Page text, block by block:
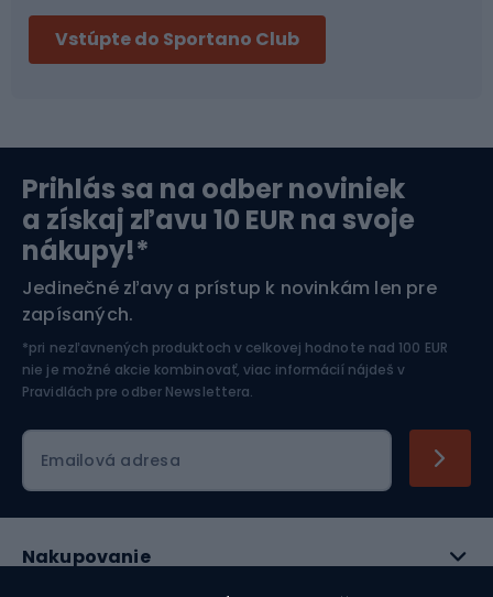
Bikepacking
Orientačný beh
Cyklistické prilby
Lyžovanie
Športová elektronika
Jazdectvo
Vstúpte do Sportano Club
Prihlás sa na odber noviniek
a získaj zľavu 10 EUR na svoje
nákupy!*
Jedinečné zľavy a prístup k novinkám len pre
zapísaných.
*pri nezľavnených produktoch v celkovej hodnote nad 100 EUR
nie je možné akcie kombinovať, viac informácií nájdeš v
Pravidlách pre odber Newslettera.
Emailová adresa
Nakupovanie